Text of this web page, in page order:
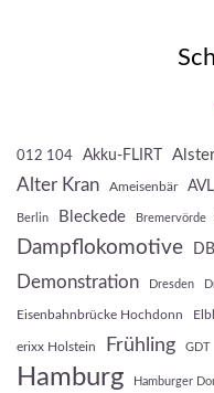
012 104 Akku-FLIRT Alster
Alter Kran Ameisenbär AVL
Berlin Bleckede Bremervörde
Dampflokomotive
Demonstration Dresden
Eisenbahnbrücke Hochdonn
erixx Holstein Frühling GDT
Hamburg Hamburger